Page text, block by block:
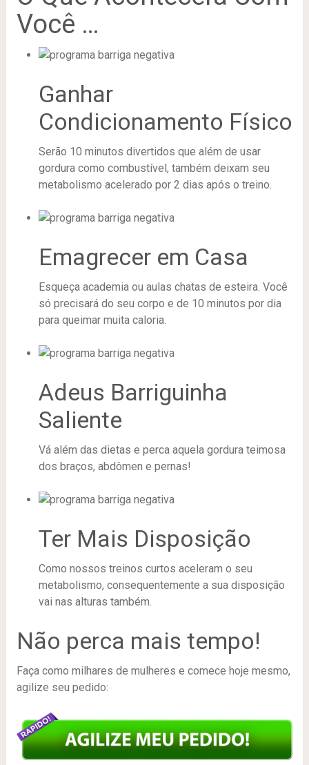
Você …
Ganhar
Condicionamento Físico
Serão 10 minutos divertidos que além de usar
gordura como combustível, também deixam seu
metabolismo acelerado por 2 dias após o treino.
Emagrecer em Casa
Esqueça academia ou aulas chatas de esteira. Você
só precisará do seu corpo e de 10 minutos por dia
para queimar muita caloria.
Adeus Barriguinha
Saliente
Vá além das dietas e perca aquela gordura teimosa
dos braços, abdômen e pernas!
Ter Mais Disposição
Como nossos treinos curtos aceleram o seu
metabolismo, consequentemente a sua disposição
vai nas alturas também.
Não perca mais tempo!
Faça como milhares de mulheres e comece hoje mesmo,
agilize seu pedido: